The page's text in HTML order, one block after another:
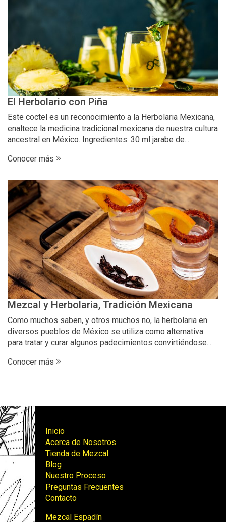
El Herbolario con Piña
Este coctel es un reconocimiento a la Herbolaria Mexicana,
enaltece la medicina tradicional mexicana de nuestra cultura
ancestral en México. Ingredientes: 30 ml jarabe de...
Conocer más
Mezcal y Herbolaria, Tradición Mexicana
Como muchos saben, y otros muchos no, la herbolaria en
diversos pueblos de México se utiliza como alternativa
para tratar y curar algunos padecimientos convirtiéndose...
Conocer más
Inicio
Acerca de Nosotros
Tienda de Mezcal
Blog
Nuestro Proceso
Preguntas Frecuentes
Contacto
Mezcal Espadín